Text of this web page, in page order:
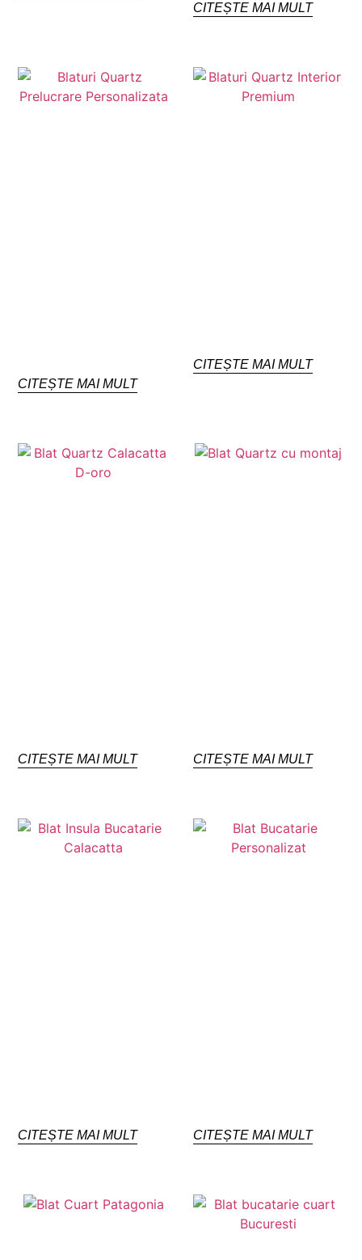
CITEȘTE MAI MULT
CITEȘTE MAI MULT
CITEȘTE MAI MULT
CITEȘTE MAI MULT CITEȘTE MAI MULT
CITEȘTE MAI MULT CITEȘTE MAI MULT